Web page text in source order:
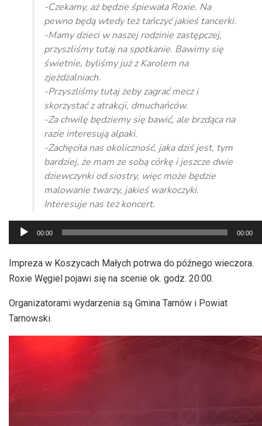
-Czekamy, aż będzie śpiewała Roxie. Na
pewno będą wtedy też tańczyć jakieś tancerki.
-Mamy dzieci w naszej rodzinie zastępczej,
przyszliśmy tutaj na spotkanie. Bawimy się
świetnie, byliśmy już z Karolem na
zjeżdżalniach.
-Przyszliśmy tutaj żeby zagrać mecz i
skorzystać z atrakcji, dmuchańców.
-Za chwilę będziemy się bawić, ale brzdąca na
razie interesują alpaki.
-Zachęciła nas okoliczność, jaka dziś jest, tym
bardziej, że mam ze sobą córkę i jeszcze dwie
dziewczynki od siostry, więc może będzie
malowanie twarzy, jakieś warkoczyki.
Interesuje nas też koncert.
Odtwarzacz
plików
dźwiękowych
00:00 00:00
Impreza w Koszycach Małych potrwa do późnego wieczora.
Roxie Węgiel pojawi się na scenie ok. godz. 20:00.
Organizatorami wydarzenia są Gmina Tarnów i Powiat
Tarnowski.